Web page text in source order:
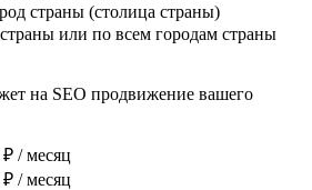
страны (столица страны)
или по всем городам страны
на SEO продвижение вашего
/ месяц
/ месяц